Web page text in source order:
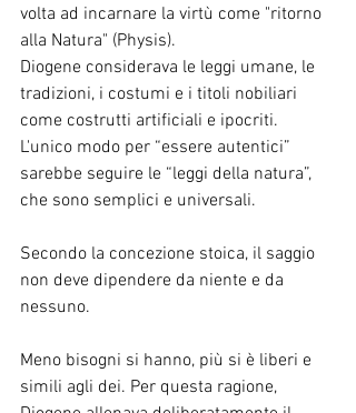
volta ad incarnare la virtù come "ritorno
alla Natura" (Physis).
Diogene considerava le leggi umane, le
tradizioni, i costumi e i titoli nobiliari
come costrutti artificiali e ipocriti.
L'unico modo per “essere autentici”
sarebbe seguire le “leggi della natura”,
che sono semplici e universali.
Secondo la concezione stoica, il saggio
non deve dipendere da niente e da
nessuno.
Meno bisogni si hanno, più si è liberi e
simili agli dei. Per questa ragione,